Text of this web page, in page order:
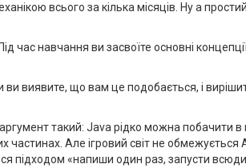
всього за кілька місяців. Ну а
час навчання ви засвоїте основні
виявите, що вам це подобається, і
такий: Java рідко можна побачити в
частинах. Але ігровий світ не
підходом «напиши один раз, запусти